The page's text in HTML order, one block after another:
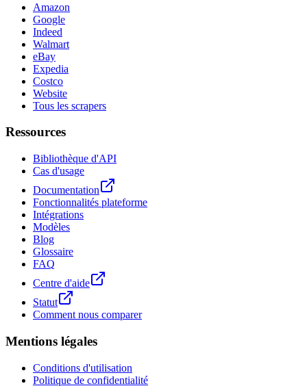
Amazon
Google
Indeed
Walmart
eBay
Expedia
Costco
Website
Tous les scrapers
Ressources
Bibliothèque d'API
Cas d'usage
Documentation
Fonctionnalités plateforme
Intégrations
Modèles
Blog
Glossaire
FAQ
Centre d'aide
Statut
Comment nous comparer
Mentions légales
Conditions d'utilisation
Politique de confidentialité